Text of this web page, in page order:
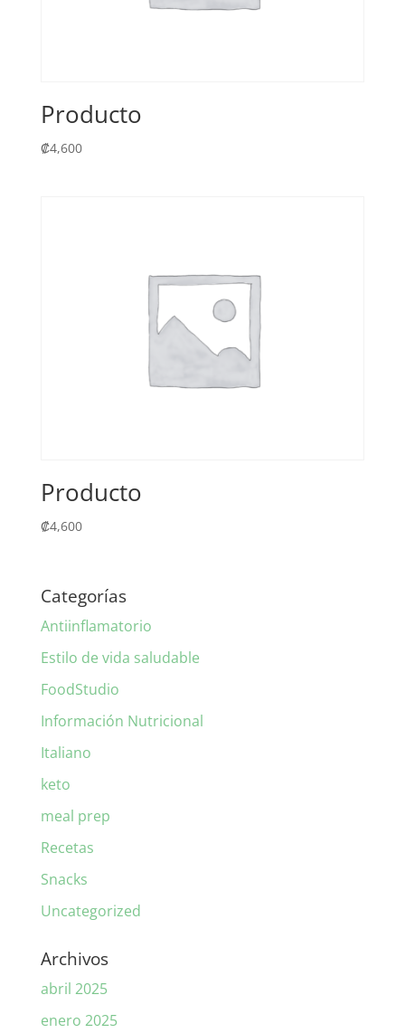
Producto
₡4,600
Producto
₡4,600
Categorías
Antiinflamatorio
Estilo de vida saludable
FoodStudio
Información Nutricional
Italiano
keto
meal prep
Recetas
Snacks
Uncategorized
Archivos
abril 2025
enero 2025